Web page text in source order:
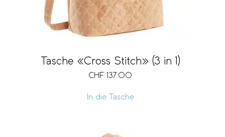
Tasche «Cross Stitch» (3 in 1)
CHF 137.00
In die Tasche